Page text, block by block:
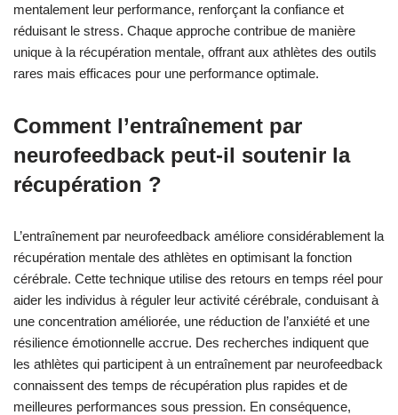
mentalement leur performance, renforçant la confiance et
réduisant le stress. Chaque approche contribue de manière
unique à la récupération mentale, offrant aux athlètes des outils
rares mais efficaces pour une performance optimale.
Comment l’entraînement par
neurofeedback peut-il soutenir la
récupération ?
L’entraînement par neurofeedback améliore considérablement la
récupération mentale des athlètes en optimisant la fonction
cérébrale. Cette technique utilise des retours en temps réel pour
aider les individus à réguler leur activité cérébrale, conduisant à
une concentration améliorée, une réduction de l’anxiété et une
résilience émotionnelle accrue. Des recherches indiquent que
les athlètes qui participent à un entraînement par neurofeedback
connaissent des temps de récupération plus rapides et de
meilleures performances sous pression. En conséquence,